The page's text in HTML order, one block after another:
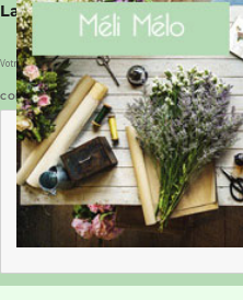
Laisser un commentaire
Votre adresse e-mail ne sera pas publiée.Les champs
COMMENTAIRE*